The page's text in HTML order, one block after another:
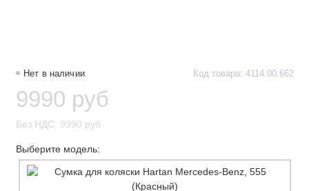
Нет в наличии Код товара: 4114.00.662
9990 руб
Без НДС: 9990 руб
Выберите модель: